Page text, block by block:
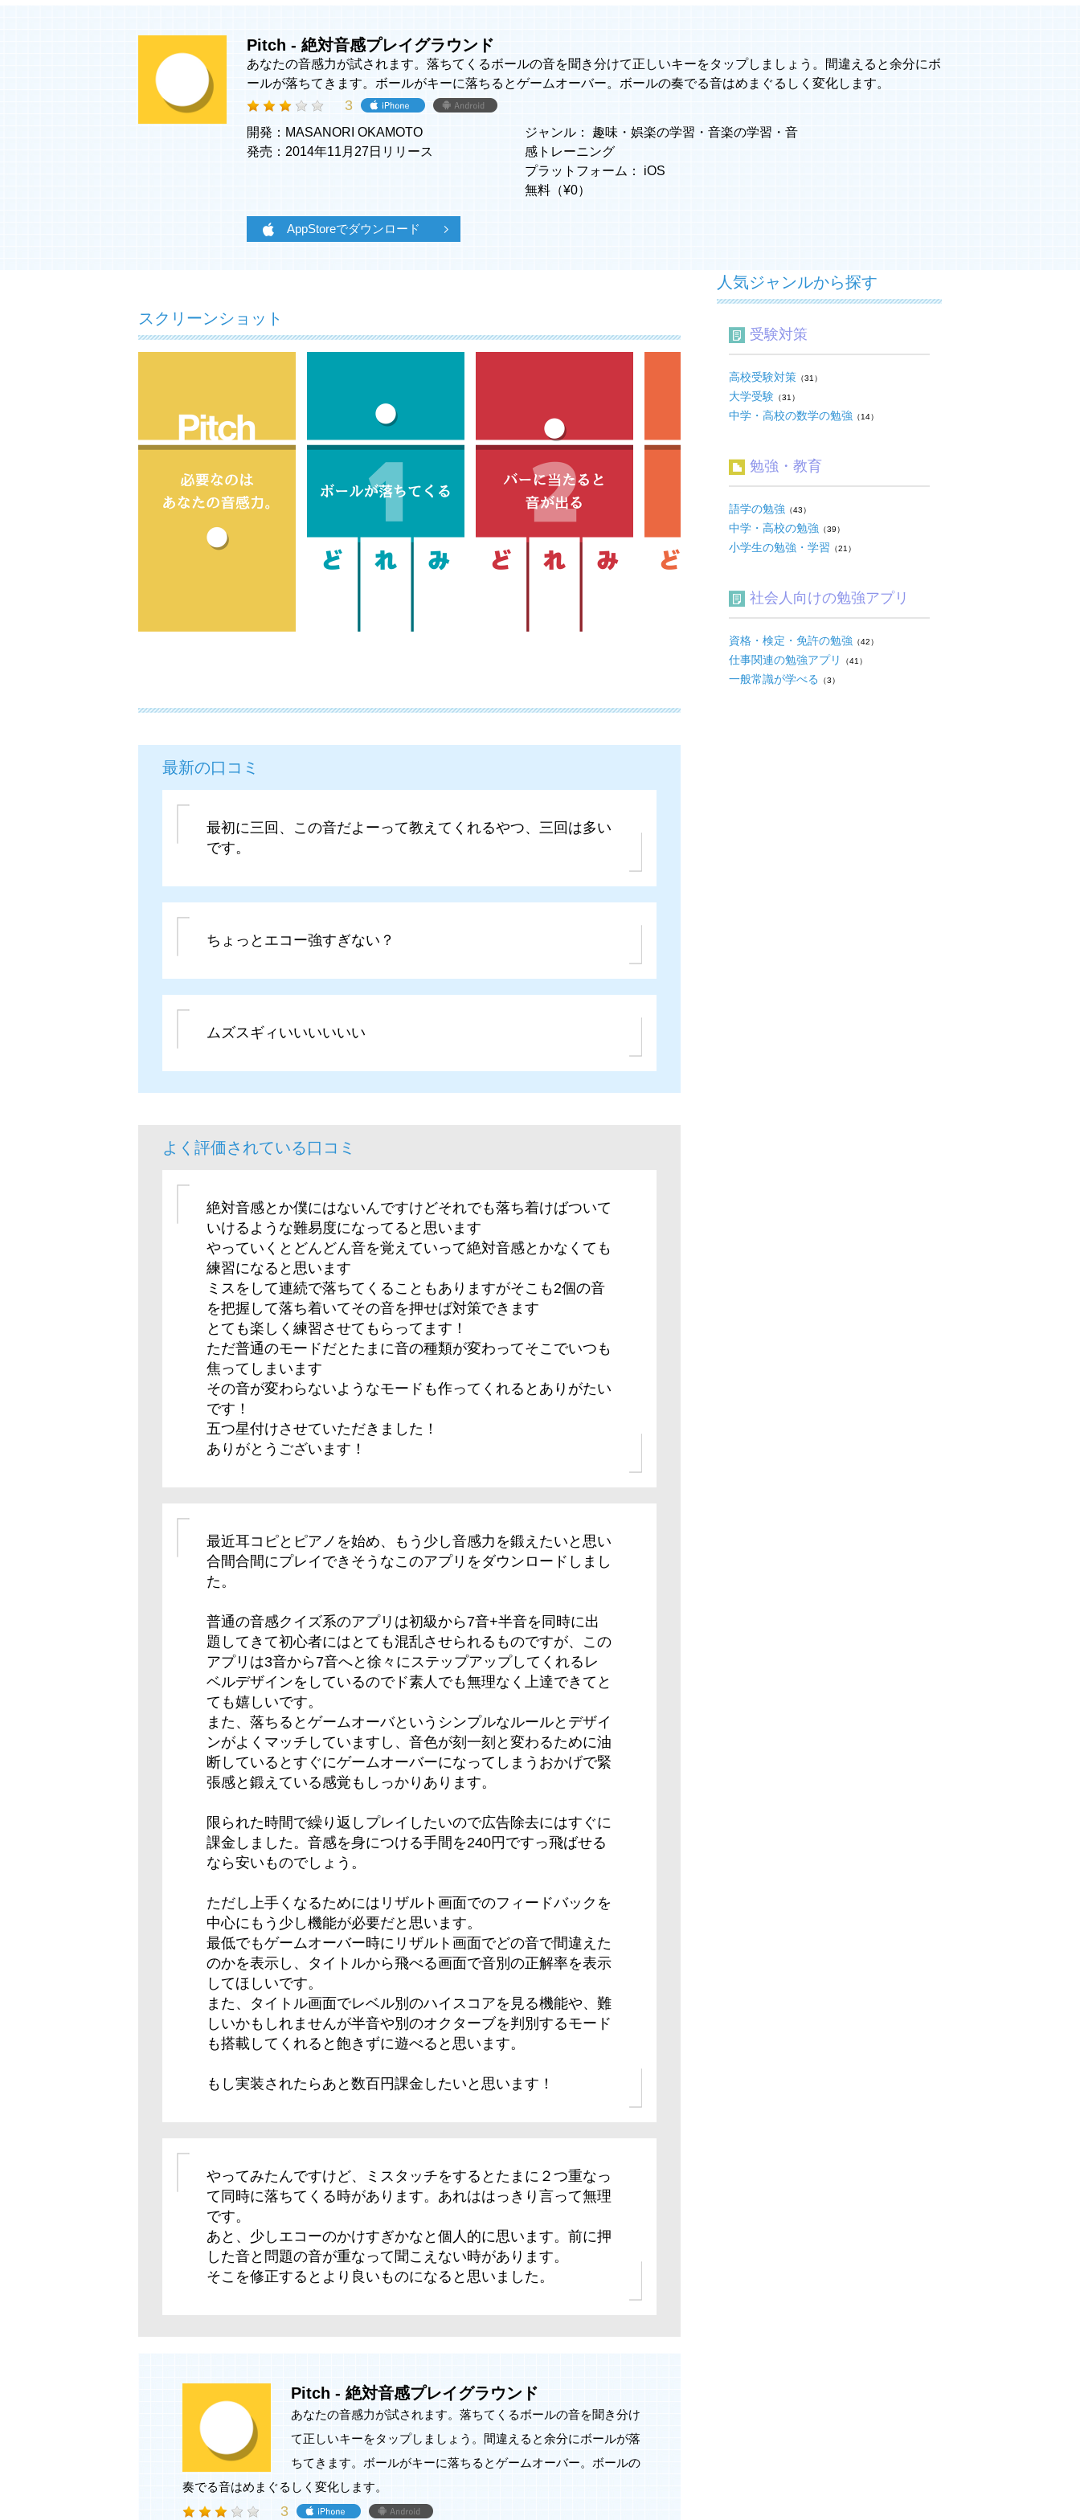
Pitch - 絶対音感プレイグラウンド
あなたの音感力が試されます。落ちてくるボールの音を聞き分けて正しいキーをタップしましょう。間違えると余分にボ
ールが落ちてきます。ボールがキーに落ちるとゲームオーバー。ボールの奏でる音はめまぐるしく変化します。
3
開発：MASANORI OKAMOTO
発売：2014年11月27日リリース
ジャンル： 趣味・娯楽の学習 ・ 音楽の学習 ・ 音
感トレーニング
プラットフォーム：
iOS
無料（¥0）
AppStoreでダウンロード
スクリーンショット
最新の口コミ
最初に三回、この音だよーって教えてくれるやつ、三回は多い
です。
ちょっとエコー強すぎない？
ムズスギィいいいいいい
よく評価されている口コミ
絶対音感とか僕にはないんですけどそれでも落ち着けばついて
いけるような難易度になってると思います
やっていくとどんどん音を覚えていって絶対音感とかなくても
練習になると思います
ミスをして連続で落ちてくることもありますがそこも2個の音
を把握して落ち着いてその音を押せば対策できます
とても楽しく練習させてもらってます！
ただ普通のモードだとたまに音の種類が変わってそこでいつも
焦ってしまいます
その音が変わらないようなモードも作ってくれるとありがたい
です！
五つ星付けさせていただきました！
ありがとうございます！
最近耳コピとピアノを始め、もう少し音感力を鍛えたいと思い
合間合間にプレイできそうなこのアプリをダウンロードしまし
た。
普通の音感クイズ系のアプリは初級から7音+半音を同時に出
題してきて初心者にはとても混乱させられるものですが、この
アプリは3音から7音へと徐々にステップアップしてくれるレ
ベルデザインをしているのでド素人でも無理なく上達できてと
ても嬉しいです。
また、落ちるとゲームオーバというシンプルなルールとデザイ
ンがよくマッチしていますし、音色が刻一刻と変わるために油
断しているとすぐにゲームオーバーになってしまうおかげで緊
張感と鍛えている感覚もしっかりあります。
限られた時間で繰り返しプレイしたいので広告除去にはすぐに
課金しました。音感を身につける手間を240円ですっ飛ばせる
なら安いものでしょう。
ただし上手くなるためにはリザルト画面でのフィードバックを
中心にもう少し機能が必要だと思います。
最低でもゲームオーバー時にリザルト画面でどの音で間違えた
のかを表示し、タイトルから飛べる画面で音別の正解率を表示
してほしいです。
また、タイトル画面でレベル別のハイスコアを見る機能や、難
しいかもしれませんが半音や別のオクターブを判別するモード
も搭載してくれると飽きずに遊べると思います。
もし実装されたらあと数百円課金したいと思います！
やってみたんですけど、ミスタッチをするとたまに２つ重なっ
て同時に落ちてくる時があります。あれははっきり言って無理
です。
あと、少しエコーのかけすぎかなと個人的に思います。前に押
した音と問題の音が重なって聞こえない時があります。
そこを修正するとより良いものになると思いました。
Pitch - 絶対音感プレイグラウンド
あなたの音感力が試されます。落ちてくるボールの音を聞き分け
て正しいキーをタップしましょう。間違えると余分にボールが落
ちてきます。ボールがキーに落ちるとゲームオーバー。ボールの
奏でる音はめまぐるしく変化します。
3
人気ジャンルから探す
受験対策
高校受験対策 （31）
大学受験 （31）
中学・高校の数学の勉強 （14）
勉強・教育
語学の勉強 （43）
中学・高校の勉強 （39）
小学生の勉強・学習 （21）
社会人向けの勉強アプリ
資格・検定・免許の勉強 （42）
仕事関連の勉強アプリ （41）
一般常識が学べる （3）